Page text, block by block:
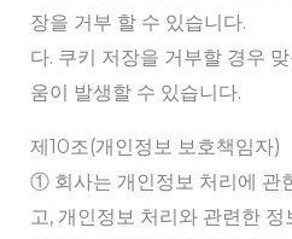
장을 거부 할 수 있습니다.
다. 쿠키 저장을 거부할 경우
움이 발생할 수 있습니다.
제10조(개인정보 보호책임자)
① 회사는 개인정보 처리에 관
고, 개인정보 처리와 관련한